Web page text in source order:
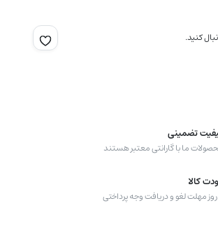
کنید.
تضمینی
ما با گارانتی معتبر هستند
کالا